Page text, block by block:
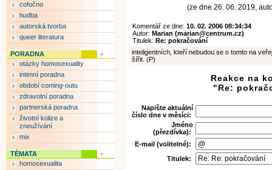
(ze dne 26. 06. 2019,
Komentář ze dne: 10. 02. 2006 08:34:34
Autor: Marian (marian@centrum.cz)
Titulek: Re: pokračování
inteligentních, kteří nebudou se o tomto na
šířit. (P)
Reakce na
"Re:
Napište aktuální
číslo dne v měsíci:
Jméno
(přezdívka):
E-mail (volitelné):
Titulek:
cofočno
hudba
autorská tvorba
queer literatura
PORADNA
otázky homosexuality
intimní poradna
období coming-outu
zdravotní poradna
partnerská poradna
životní kolize a
zneužívání
mix
TÉMATA
homosexualita